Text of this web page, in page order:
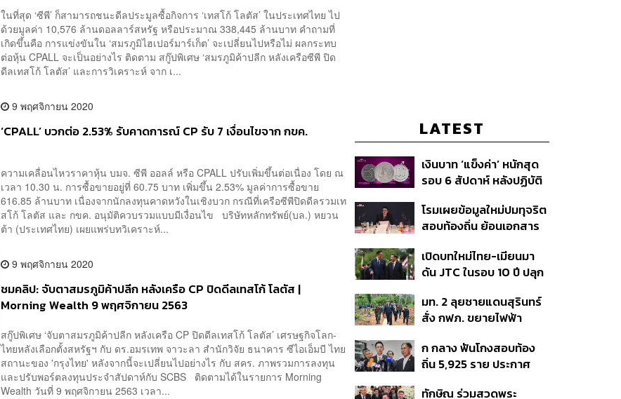
ในที่สุด ‘ซีพี’ ก็สามารถชนะดีลประมูลซื้อกิจการ ‘เทสโก้ โลตัส’ ในประเทศไทย ไป
ด้วยมูลค่า 10,576 ล้านดอลลาร์สหรัฐ หรือประมาณ 338,445 ล้านบาท คำถามที่
เกิดขึ้นคือ การแข่งขันใน ‘สมรภูมิไฮเปอร์มาร์เก็ต’ จะเปลี่ยนไปหรือไม่ ผลกระทบ
ต่อหุ้น CPALL จะเป็นอย่างไร ติดตาม สกู๊ปพิเศษ ‘สมรภูมิค้าปลีก หลังเครือซีพี ปิด
ดีลเทสโก้ โลตัส’ และการวิเคราะห์ จาก เ...
9 พฤศจิกายน 2020
‘CPALL’ บวกต่อ 2.53% รับคาดการณ์ CP รับ 7 เงื่อนไขจาก กขค.
ความเคลื่อนไหวราคาหุ้น บมจ. ซีพี ออลล์ หรือ CPALL ปรับเพิ่มขึ้นต่อเนื่อง โดย ณ
เวลา 10.30 น. การซื้อขายอยู่ที่ 60.75 บาท เพิ่มขึ้น 2.53% มูลค่าการซื้อขาย
616.85 ล้านบาท เนื่องจากนักลงทุนคาดหวังในเชิงบวก กรณีที่เครือซีพีปิดดีลรวมเท
สโก้ โลตัส และ กขค. อนุมัติควบรวมแบบมีเงื่อนไข บริษัทหลักทรัพย์(บล.) หยวน
ต้า (ประเทศไทย) เผยแพร่บทวิเคราะห์...
9 พฤศจิกายน 2020
ชมคลิป: จับตาสมรภูมิค้าปลีก หลังเครือ CP ปิดดีลเทสโก้ โลตัส |
Morning Wealth 9 พฤศจิกายน 2563
สกู๊ปพิเศษ ‘จับตาสมรภูมิค้าปลีก หลังเครือ CP ปิดดีลเทสโก้ โลตัส’ เศรษฐกิจโลก-
ไทยหลังเลือกตั้งสหรัฐฯ กับ ดร.อมรเทพ จาวะลา สำนักวิจัย ธนาคาร ซีไอเอ็มบี ไทย
สถานะของ 'กรุงไทย' หลังจากนี้จะเปลี่ยนไปอย่างไร กับ สคร. ภาพรวมการลงทุน
และปรับพอร์ตลงทุนประจำสัปดาห์กับ SCBS ติดตามได้ในรายการ Morning
Wealth วันที่ 9 พฤศจิกายน 2563 เวลา...
LATEST
เงินบาท ‘แข็งค่า’ หนักสุด
รอบ 6 สัปดาห์ หลังปฏิบัติ
สหรัฐฯ-ญี่ปุ่น Standard
Chartered เปิดเป้าสิ้นปีนี้
ต่อดอลลาร์
โรมเผยข้อมูลใหม่ปมทุจริต
สอบท้องถิ่น ย้อนเอกสาร
อนุทิน จ่อสอบต่อเอี่ยว
ตัดตอน ม.บูรพา หรือไม่
เปิดบทใหม่ไทย-เมียนมา
ดัน JTC ในรอบ 10 ปี ปลุก
ชายแดน ท่าเรือน้ำลึก
ทวาย
มท. 2 ลุยชายแดนสุรินทร์
สั่ง กฟภ. ขยายไฟฟ้า
350’ เสริมความมั่นคง
ชายแดน
ก กลาง ฟันโกงสอบท้อง
ถิ่น 5,925 ราย ประกาศ
ทักษิณ ร่วมสวดพระ